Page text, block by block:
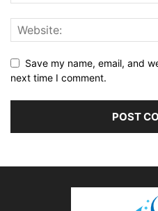
Save my name, email, and
next time I comment.